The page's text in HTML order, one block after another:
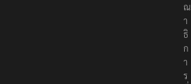
ร
ณ
า
ธิ
ก
า